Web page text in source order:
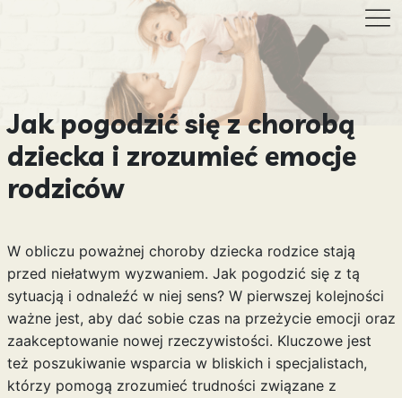
Jak pogodzić się z chorobą
dziecka i zrozumieć emocje
rodziców
W obliczu poważnej choroby dziecka rodzice stają
przed niełatwym wyzwaniem. Jak pogodzić się z tą
sytuacją i odnaleźć w niej sens? W pierwszej kolejności
ważne jest, aby dać sobie czas na przeżycie emocji oraz
zaakceptowanie nowej rzeczywistości. Kluczowe jest
też poszukiwanie wsparcia w bliskich i specjalistach,
którzy pomogą zrozumieć trudności związane z